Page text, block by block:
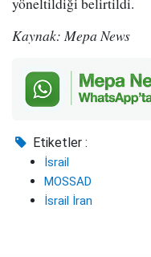
Kaynak: Mepa News
Etiketler :
İsrail
MOSSAD
İsrail İran